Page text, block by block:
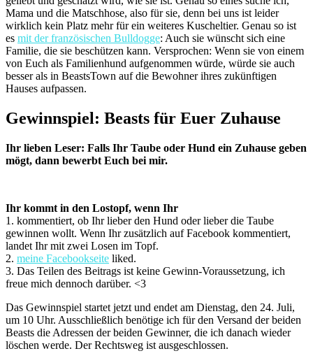
Mama und die Matschhose, also für sie, denn bei uns ist leider
wirklich kein Platz mehr für ein weiteres Kuscheltier. Genau so ist
es mit der französischen Bulldogge: Auch sie wünscht sich eine
Familie, die sie beschützen kann. Versprochen: Wenn sie von einem
von Euch als Familienhund aufgenommen würde, würde sie auch
besser als in BeastsTown auf die Bewohner ihres zukünftigen
Hauses aufpassen.
Gewinnspiel: Beasts für Euer Zuhause
Ihr lieben Leser: Falls Ihr Taube oder Hund ein Zuhause geben
mögt, dann bewerbt Euch bei mir.
Ihr kommt in den Lostopf, wenn Ihr
1. kommentiert, ob Ihr lieber den Hund oder lieber die Taube
gewinnen wollt. Wenn Ihr zusätzlich auf Facebook kommentiert,
landet Ihr mit zwei Losen im Topf.
2. meine Facebookseite liked.
3. Das Teilen des Beitrags ist keine Gewinn-Voraussetzung, ich
freue mich dennoch darüber. <3
Das Gewinnspiel startet jetzt und endet am Dienstag, den 24. Juli,
um 10 Uhr. Ausschließlich benötige ich für den Versand der beiden
Beasts die Adressen der beiden Gewinner, die ich danach wieder
löschen werde. Der Rechtsweg ist ausgeschlossen.